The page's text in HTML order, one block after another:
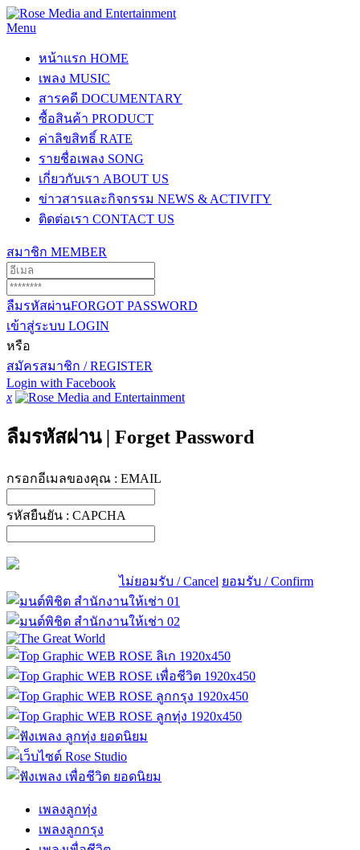
Menu
หน้าแรก HOME
เพลง MUSIC
สารคดี DOCUMENTARY
ซื้อสินค้า PRODUCT
ค่าลิขสิทธิ์ RATE
รายชื่อเพลง SONG
เกี่ยวกับเรา ABOUT US
ข่าวสารและกิจกรรม NEWS & ACTIVITY
ติดต่อเรา CONTACT US
สมาชิก MEMBER
ลืมรหัสผ่านFORGOT PASSWORD
เข้าสู่ระบบ LOGIN
หรือ
สมัครสมาชิก / REGISTER
Login with Facebook
x
ลืมรหัสผ่าน | Forget Password
กรอกอีเมลของคุณ : EMAIL
รหัสยืนยัน : CAPCHA
ไม่ยอมรับ / Cancel ยอมรับ / Confirm
เพลงลูกทุ่ง
เพลงลูกกรุง